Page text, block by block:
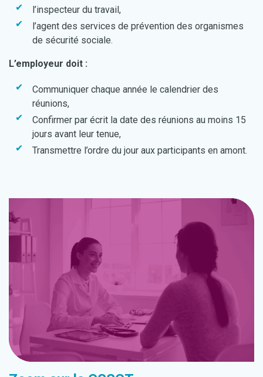
l’inspecteur du travail,
l’agent des services de prévention des organismes
de sécurité sociale.
L’employeur doit :
Communiquer chaque année le calendrier des
réunions,
Confirmer par écrit la date des réunions au moins 15
jours avant leur tenue,
Transmettre l’ordre du jour aux participants en amont.